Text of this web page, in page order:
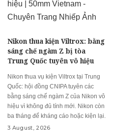
Nikon thua kiện Viltrox: bằng
sáng chế ngàm Z bị tòa
Trung Quốc tuyên vô hiệu
Nikon thua vụ kiện Viltrox tại Trung
Quốc: hội đồng CNIPA tuyên các
bằng sáng chế ngàm Z của Nikon vô
hiệu vì không đủ tính mới. Nikon còn
ba tháng để kháng cáo hoặc kiện lại.
3 August, 2026